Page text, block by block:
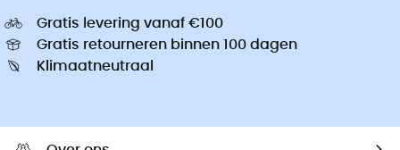
Gratis levering vanaf €100
Gratis retourneren binnen 100 dagen
Klimaatneutraal